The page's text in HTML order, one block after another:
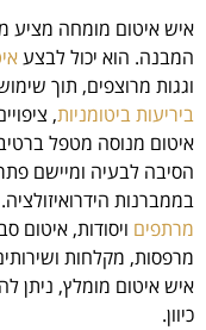
איש איטום מומחה מציע
המבנה. הוא יכול לבצע
וגגות מרוצפים, תוך
ביריעות ביטומניות,
איטום מנוסה מטפל
הסיבה לבעיה ומיישם
בממברנות
מרתפים ויסודות, איטום
מרפסות, מקלחות
איש איטום מומלץ, ניתן
כיוון.